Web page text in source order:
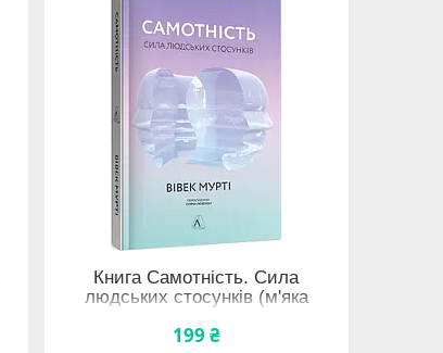
Книга Самотність. Сила
людських стосунків (м'яка
199 ₴